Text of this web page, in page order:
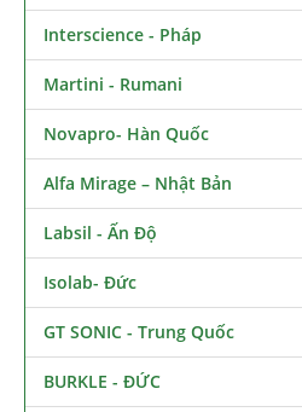
Interscience - Pháp
Martini - Rumani
Novapro- Hàn Quốc
Alfa Mirage – Nhật Bản
Labsil - Ấn Độ
Isolab- Đức
GT SONIC - Trung Quốc
BURKLE - ĐỨC